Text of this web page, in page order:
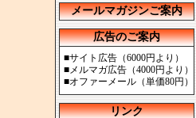
メールマガジンご案内
広告のご案内
■サイト広告（6000円より）
■メルマガ広告（4000円より）
■オファーメール（単価80円）
リンク